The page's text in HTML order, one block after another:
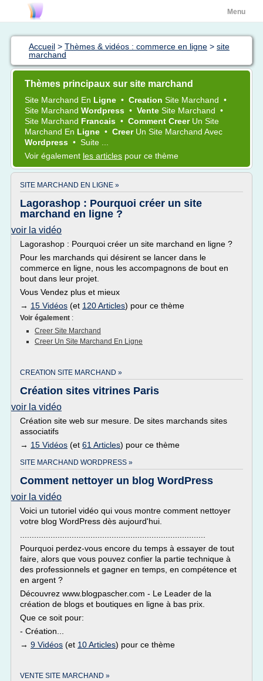
Menu
Accueil > Thèmes & vidéos : commerce en ligne > site
marchand
Thèmes principaux sur site marchand
Site Marchand En Ligne • Creation Site Marchand •
Site Marchand Wordpress • Vente Site Marchand •
Site Marchand Francais • Comment Creer Un Site
Marchand En Ligne • Creer Un Site Marchand Avec
Wordpress • Suite ...
Voir également les articles pour ce thème
SITE MARCHAND EN LIGNE »
Lagorashop : Pourquoi créer un site
marchand en ligne ?
voir la vidéo
Lagorashop : Pourquoi créer un site marchand en ligne ?
Pour les marchands qui désirent se lancer dans le
commerce en ligne, nous les accompagnons de bout en
bout dans leur projet.
Vous Vendez plus et mieux
→ 15 Vidéos (et 120 Articles) pour ce thème
Voir également :
Creer Site Marchand
Creer Un Site Marchand En Ligne
CREATION SITE MARCHAND »
Création sites vitrines Paris
voir la vidéo
Création site web sur mesure. De sites marchands sites
associatifs
→ 15 Vidéos (et 61 Articles) pour ce thème
SITE MARCHAND WORDPRESS »
Comment nettoyer un blog WordPress
voir la vidéo
Voici un tutoriel vidéo qui vous montre comment nettoyer
votre blog WordPress dès aujourd'hui.
Pourquoi perdez-vous encore du temps à essayer de tout
faire, alors que vous pouvez confier la partie technique à
des professionnels et gagner en temps, en compétence et
en argent ?
Découvrez www.blogpascher.com - Le Leader de la
création de blogs et boutiques en ligne à bas prix.
Que ce soit pour:
- Création...
→ 9 Vidéos (et 10 Articles) pour ce thème
VENTE SITE MARCHAND »